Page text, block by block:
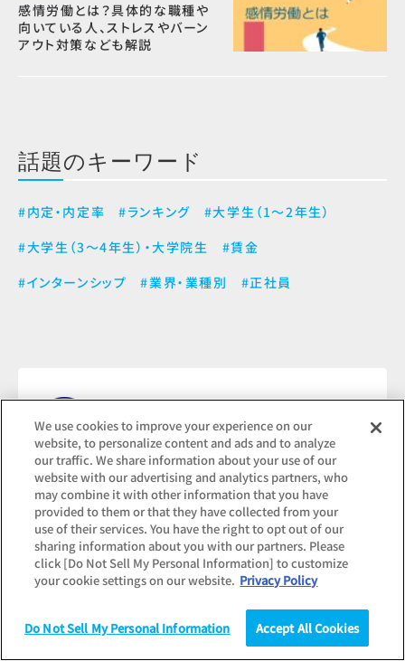
統計（データ） コラム
感情労働とは？具体的な職種や
向いている人、ストレスやバーン
アウト対策なども解説
話題のキーワード
#内定・内定率 #ランキング
#大学生（1～2年生）
#大学生（3～4年生）・大学院生
#賃金
#インターンシップ
#業界・業種別 #正社員
よくあるご質問
調査結果のお問い合わせ
We use cookies to improve your experience on our
website, to personalize content and ads and to analyze
our traffic. We share information about your use of our
website with our advertising and analytics partners, who
may combine it with other information that you have
provided to them or that they have collected from your
use of their services. You have the right to opt out of our
sharing information about you with our partners. Please
click [Do Not Sell My Personal Information] to customize
your cookie settings on our website. Privacy Policy
Do Not Sell My Personal Information Accept All Cookies